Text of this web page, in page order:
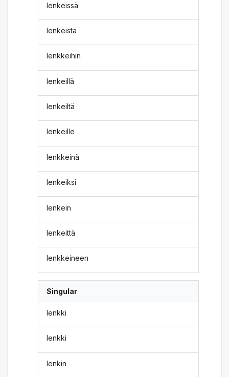
lenkeissä
lenkeistä
lenkkeihin
lenkeillä
lenkeiltä
lenkeille
lenkkeinä
lenkeiksi
lenkein
lenkeittä
lenkkeineen
Singular
lenkki
lenkki
lenkin